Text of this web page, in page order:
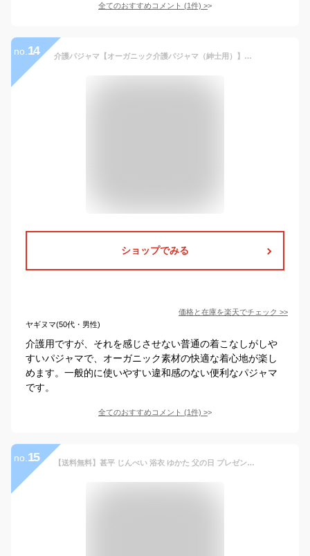
全てのおすすめコメント (1件) >
no. 14 介護パジャマ【オーガニック介護パジャマ（紳士用）】【訳あり】上下セット（パジャマ、メンズ、 上質、 オーガニック、 長袖、 前開き、オムツ、 タイプ、 ナイティ、(ねまき 寝間着 ぱじゃま 大人 男性、おしゃれ 、プレゼント、 前あき、ゆったり)
ショップでみる
価格と在庫を楽天でチェック >>
ヤギヌマ(50代・男性)
介護用ですが、それを感じさせない普通の着こなしがしや
すいパジャマで、オーガニック素材の快適な着心地が楽し
めます。一般的に使いやすい違和感のない便利なパジャマ
です。
全てのおすすめコメント (1件) >
no. 15 【送料無料】甚平 じんべい 浴衣 ゆかた 父の日 プレゼント 実用的 メンズ しじら織り 涼しい 大きいサイズ M L 2L 3L 4L 寝巻き ヘンリーネック オーガニック ギフト ルームウエア パジャマ 部屋着 じんべえ 上下セット 夏 彼氏 父 誕生日 敬老の日 実用的【あす楽対応】